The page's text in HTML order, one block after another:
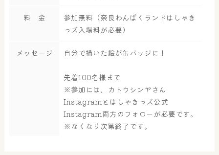
大浴場 サウナ・岩盤浴
料 金
参加無料（奈良わんぱくランドはしゃき
っズ入場料が必要）
メッセージ 自分で描いた絵が缶バッジに！
先着100名様まで
※参加には、カトウシンヤさん
Instagramとはしゃきっズ公式
Instagram両方のフォローが必要です。
※なくなり次第終了です。